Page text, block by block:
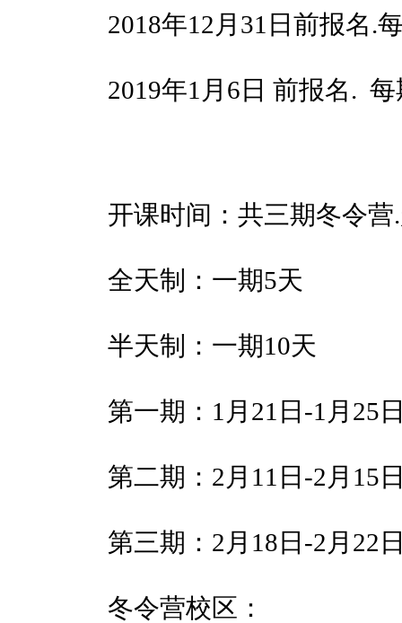
2018年12月31日前报名.
2019年1月6日 前报名.
开课时间：共三期冬令
全天制：一期5天
半天制：一期10天
第一期：1月21日-1月25
第二期：2月11日-2月
第三期：2月18日-2月22
冬令营校区：